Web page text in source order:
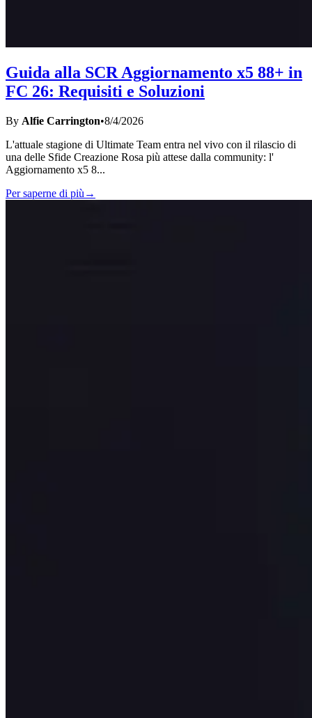
Guida alla SCR Aggiornamento x5 88+ in
FC 26: Requisiti e Soluzioni
By Alfie Carrington•8/4/2026
L'attuale stagione di Ultimate Team entra nel vivo con il rilascio di
una delle Sfide Creazione Rosa più attese dalla community: l'
Aggiornamento x5 8...
Per saperne di più →